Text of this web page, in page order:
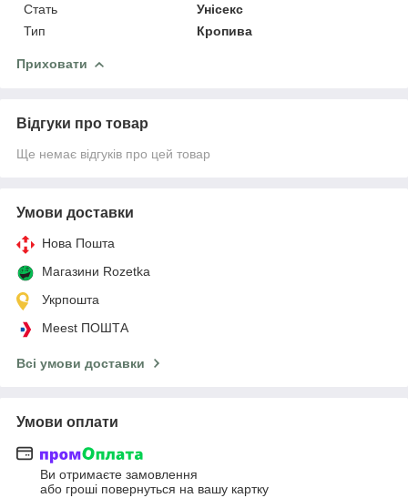
Стать
Унісекс
Тип
Кропива
Приховати
Відгуки про товар
Ще немає відгуків про цей товар
Умови доставки
Нова Пошта
Магазини Rozetka
Укрпошта
Meest ПОШТА
Всі умови доставки
Умови оплати
Ви отримаєте замовлення
або гроші повернуться на вашу картку